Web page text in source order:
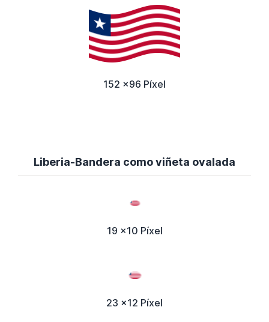
152 x96 Píxel
Liberia-Bandera como viñeta ovalada
19 x10 Píxel
23 x12 Píxel